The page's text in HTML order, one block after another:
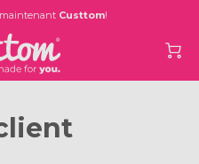
Custtom!